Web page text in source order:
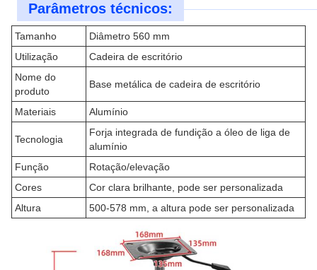
Parâmetros técnicos:
Tamanho
Diâmetro 560 mm
Utilização
Cadeira de escritório
Nome do
produto
Base metálica de cadeira de escritório
Materiais Alumínio
Tecnologia
Forja integrada de fundição a óleo de liga de
alumínio
Função
Rotação/elevação
Cores
Cor clara brilhante, pode ser personalizada
Altura
500-578 mm, a altura pode ser personalizada